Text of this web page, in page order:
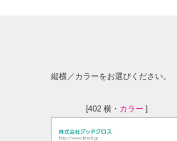
縦横／カラーをお選びください。
[402 横・ カラー ]